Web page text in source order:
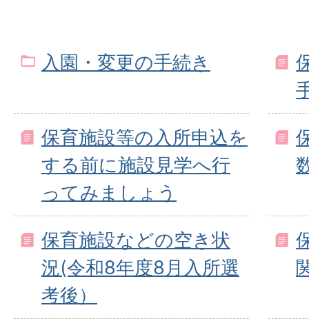
入園・変更の手続き
保育施設等の入所申込を
する前に施設見学へ行
ってみましょう
保育施設などの空き状
況(令和8年度8月入所選
考後）